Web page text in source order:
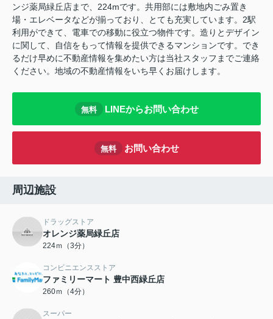
ンジ薬局緑丘店まで、224mです。共用部には敷地内ごみ置き
場・エレベータなどが揃っており、とても充実しています。2駅
利用ができて、電車での移動に役立つ物件です。造りとデザイン
に関して、自信をもって情報を提供できるマンションです。でき
るだけ早めに不動産情報を集めたい方は当社スタッフまでご連絡
ください。地域の不動産情報をいち早くお届けします。
無料 LINEからお問い合わせ
無料 お問い合わせ
周辺施設
ドラッグストア
オレンジ薬局緑丘店
224ｍ（3分）
コンビニエンスストア
ファミリーマート 豊中西緑丘店
260ｍ（4分）
スーパー